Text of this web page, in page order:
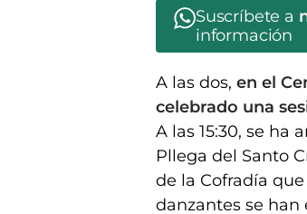
Suscríbete a
información
A las dos, en el
celebrado una
A las 15:30, se ha
Pllega del Santo
de la Cofradía
danzantes se